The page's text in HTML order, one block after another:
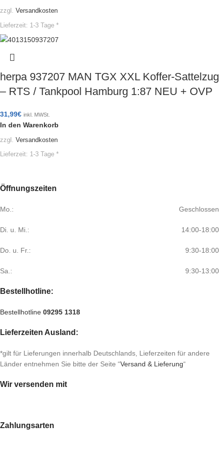
zzgl. Versandkosten
Lieferzeit: 1-3 Tage *
herpa 937207 MAN TGX XXL Koffer-Sattelzug
– RTS / Tankpool Hamburg 1:87 NEU + OVP
31,99€ inkl. MWSt.
In den Warenkorb
zzgl. Versandkosten
Lieferzeit: 1-3 Tage *
Öffnungszeiten
Mo.: Geschlossen
Di. u. Mi.: 14:00-18:00
Do. u. Fr.: 9:30-18:00
Sa.: 9:30-13:00
Bestellhotline:
Bestellhotline 09295 1318
Lieferzeiten Ausland:
*gilt für Lieferungen innerhalb Deutschlands, Lieferzeiten für andere
Länder entnehmen Sie bitte der Seite “Versand & Lieferung“
Wir versenden mit
Zahlungsarten